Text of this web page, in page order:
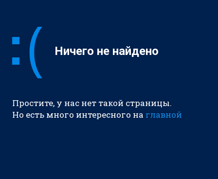
Ничего не найдено
Простите, у нас нет такой страницы.
Но есть много интересного на главной